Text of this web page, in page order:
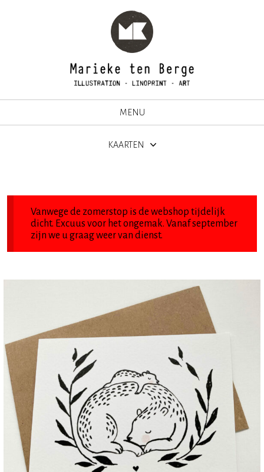
MENU
KAARTEN
Vanwege de zomerstop is de webshop tijdelijk
dicht. Excuus voor het ongemak. Vanaf september
zijn we u graag weer van dienst.